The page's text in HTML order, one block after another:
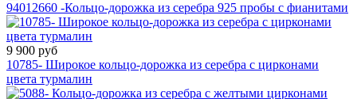
94012660 -Кольцо-дорожка из серебра 925 пробы с фианитами
9 900 руб
10785- Широкое кольцо-дорожка из серебра с цирконами
цвета турмалин